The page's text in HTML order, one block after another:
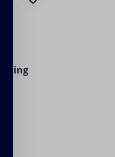
von 4.4 von 5